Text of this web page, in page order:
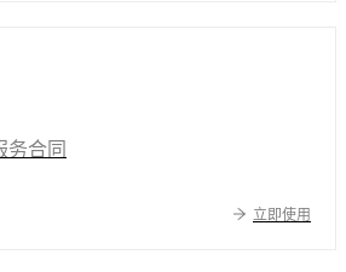
务合同
立即使用